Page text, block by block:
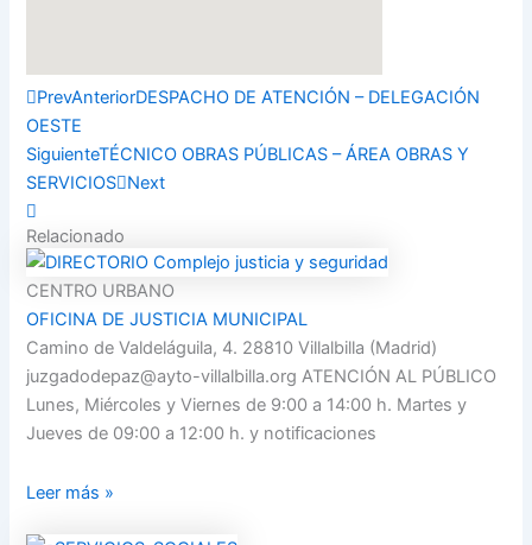
PrevAnteriorDESPACHO DE ATENCIÓN – DELEGACIÓN
OESTE
SiguienteTÉCNICO OBRAS PÚBLICAS – ÁREA OBRAS Y
SERVICIOS Next
Relacionado
CENTRO URBANO
OFICINA DE JUSTICIA MUNICIPAL
Camino de Valdeláguila, 4. 28810 Villalbilla (Madrid)
juzgadodepaz@ayto-villalbilla.org ATENCIÓN AL PÚBLICO
Lunes, Miércoles y Viernes de 9:00 a 14:00 h. Martes y
Jueves de 09:00 a 12:00 h. y notificaciones
Leer más »